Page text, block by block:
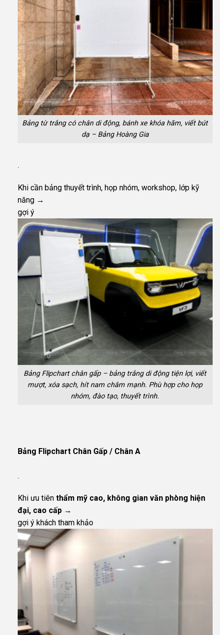
Bảng từ trắng có chân di động, bánh xe khóa hãm, viết bút
dạ – Bảng Hoàng Gia
.
Khi cần bảng thuyết trình, họp nhóm, workshop, lớp kỹ
năng →
gợi ý
Bảng Flipchart chân gấp – bảng trắng di động tiện lợi, viết
mượt, xóa sạch, hít nam châm mạnh. Phù hợp cho họp
nhóm, đào tạo, thuyết trình.
Bảng Flipchart Chân Gấp / Chân A
.
Khi ưu tiên thẩm mỹ cao, không gian văn phòng hiện
đại, cao cấp→
gợi ý khách tham khảo